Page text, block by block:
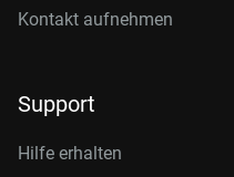
Kontakt aufnehmen
Support
Hilfe erhalten